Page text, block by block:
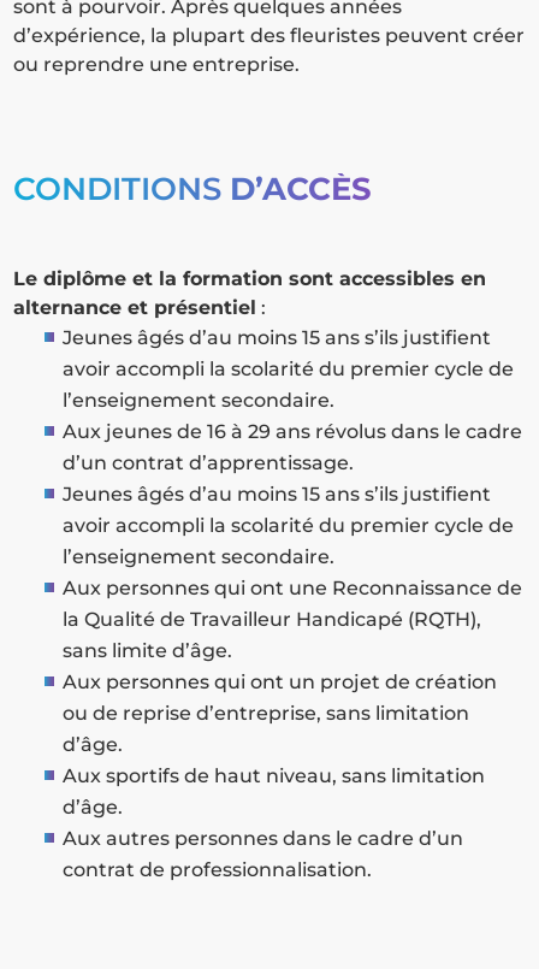
sont à pourvoir. Après quelques années
d’expérience, la plupart des fleuristes peuvent créer
ou reprendre une entreprise.
CONDITIONS D’ACCÈS
Le diplôme et la formation sont accessibles en
alternance et présentiel :
Jeunes âgés d’au moins 15 ans s’ils justifient
avoir accompli la scolarité du premier cycle de
l’enseignement secondaire.
Aux jeunes de 16 à 29 ans révolus dans le cadre
d’un contrat d’apprentissage.
Jeunes âgés d’au moins 15 ans s’ils justifient
avoir accompli la scolarité du premier cycle de
l’enseignement secondaire.
Aux personnes qui ont une Reconnaissance de
la Qualité de Travailleur Handicapé (RQTH),
sans limite d’âge.
Aux personnes qui ont un projet de création
ou de reprise d’entreprise, sans limitation
d’âge.
Aux sportifs de haut niveau, sans limitation
d’âge.
Aux autres personnes dans le cadre d’un
contrat de professionnalisation.